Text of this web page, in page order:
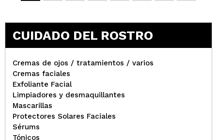
CUIDADO DEL ROSTRO
Cremas de ojos / tratamientos / varios
Cremas faciales
Exfoliante Facial
Limpiadores y desmaquillantes
Mascarillas
Protectores Solares Faciales
Sérums
Tónicos